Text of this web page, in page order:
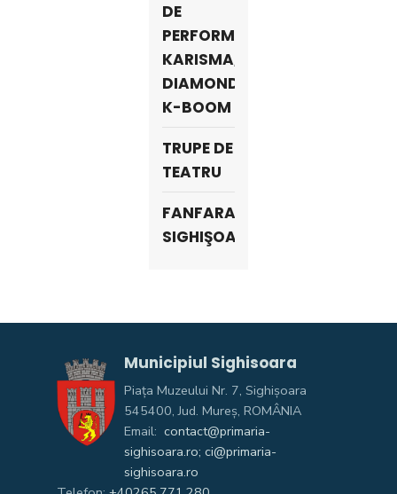
DE
PERFORMANȚĂ
KARISMA,
DIAMONDS,
K-BOOM
TRUPE DE
TEATRU
FANFARA
SIGHIŞOARA
Municipiul Sighisoara
Piața Muzeului Nr. 7, Sighişoara
545400, Jud. Mureş, ROMÂNIA
Email: contact@primaria-
sighisoara.ro; ci@primaria-
sighisoara.ro